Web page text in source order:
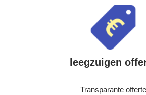
leegzuigen
Transparante offerte